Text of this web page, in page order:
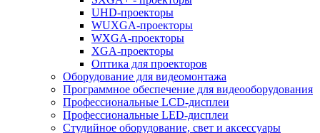
UHD-проекторы
WUXGA-проекторы
WXGA-проекторы
XGA-проекторы
Оптика для проекторов
Оборудование для видеомонтажа
Программное обеспечение для видеооборудования
Профессиональные LCD-дисплеи
Профессиональные LED-дисплеи
Студийное оборудование, свет и аксессуары